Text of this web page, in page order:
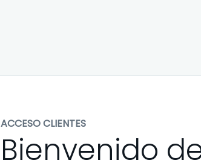
ACCESO CLIENTES
Bienvenido